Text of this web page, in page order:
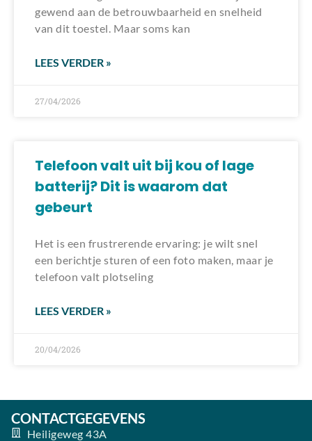
gewend aan de betrouwbaarheid en snelheid
van dit toestel. Maar soms kan
LEES VERDER »
27/04/2026
Telefoon valt uit bij kou of lage
batterij? Dit is waarom dat
gebeurt
Het is een frustrerende ervaring: je wilt snel
een berichtje sturen of een foto maken, maar je
telefoon valt plotseling
LEES VERDER »
20/04/2026
CONTACTGEGEVENS
Heiligeweg 43A